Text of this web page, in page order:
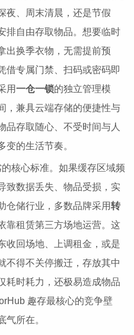
夜、周末清晨，还是节假
排自由存取物品。想要临时
出换季衣物，无需提前预
借专属门禁、扫码或密码即
用一仓一锁的独立管理模
，兼具云端存储的便捷性与
品存取随心、不受时间与人
变的生活节奏。
核心标准。如果缓存区域频
致数据丢失、物品受损，实
仓储行业，多数品牌采用转
靠租赁第三方场地运营。这
收回场地、上调租金，或是
不得不关停搬迁，存放其中
耗时耗力，还极易造成物品
趣存最核心的竞争壁
气所在。